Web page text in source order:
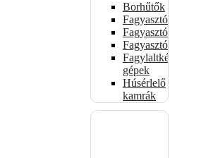
Borhűtők
Fagyasztóasztalok
Fagyasztóládák
Fagyasztószekrények
Fagylaltkészítő
gépek
Húsérlelő
kamrák